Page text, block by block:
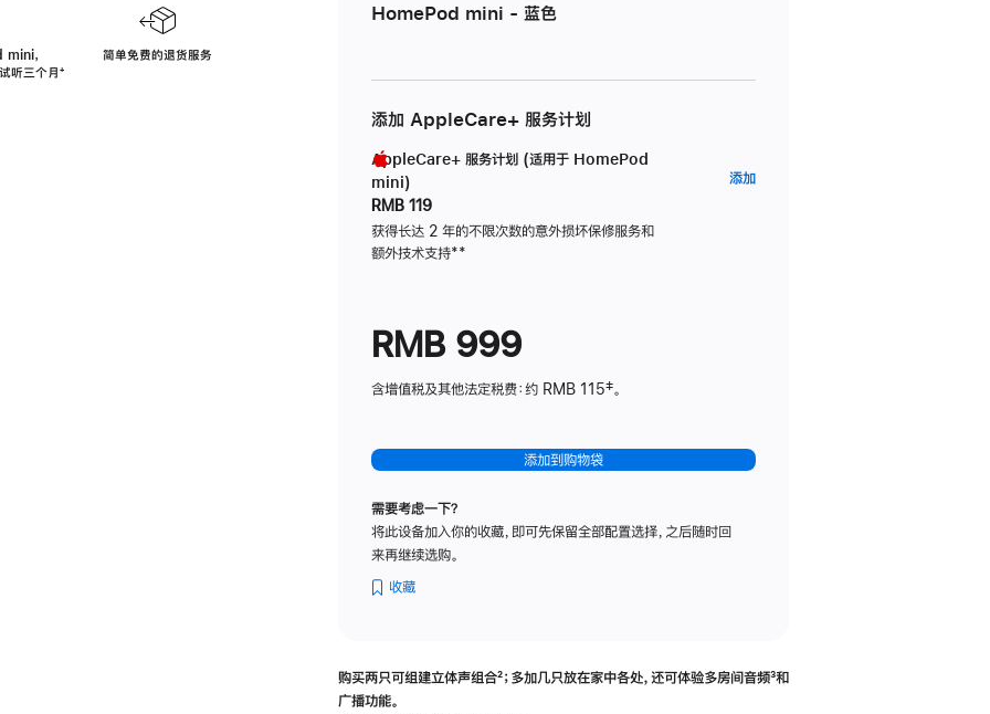
，
听三个月脚
⁺
简单免费的退货服务
HomePod mini - 蓝色
添加 AppleCare+ 服务计划
AppleCare+ 服务计划 (适用于 HomePod
mini)
RMB 119
获得长达 2 年的不限次数的意外损坏保修服务和
额外技术支持脚
**
添加AppleCare+
RMB 999
含增值税及其他法定税费：约 RMB 115‡。
添加到购物袋
需要考虑一下？
将此设备加入你的收藏，即可先保留全部配置选择，之后随时回
来再继续选购。
收藏
购买两只可组建立体声组合脚
²；多加几只放在家中各处，还可体验多‍房‍间音频脚
³和
广播功能。